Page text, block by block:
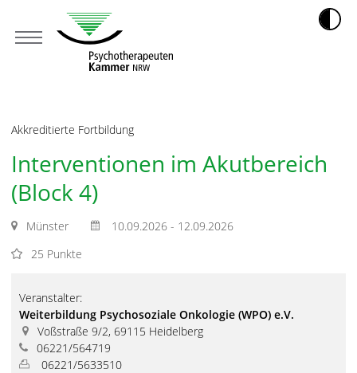
Akkreditierte Fortbildung
Interventionen im Akutbereich
(Block 4)
Münster
10.09.2026 - 12.09.2026
25 Punkte
Veranstalter:
Weiterbildung Psychosoziale Onkologie (WPO) e.V.
Voßstraße 9/2, 69115 Heidelberg
06221/564719
06221/5633510